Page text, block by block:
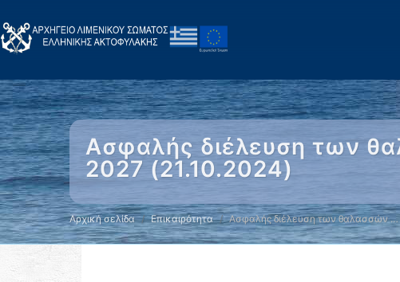
Ασφαλής διέλευση των
2027 (21.10.2024)
Αρχική σελίδα Επικαιρότητα Ασφαλής διέλευση των θαλασσών …